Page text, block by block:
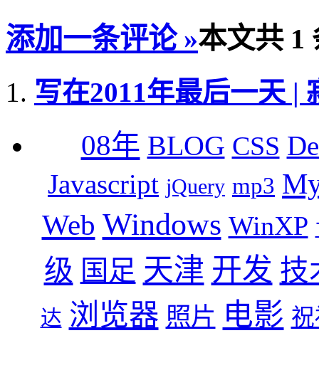
添加一条评论 »本文共 1
写在2011年最后一天 |
08年 BLOG CSS
Javascript jQuery mp3
Web Windows WinXP
级 国足 天津 开发 技
达 浏览器 照片 电影